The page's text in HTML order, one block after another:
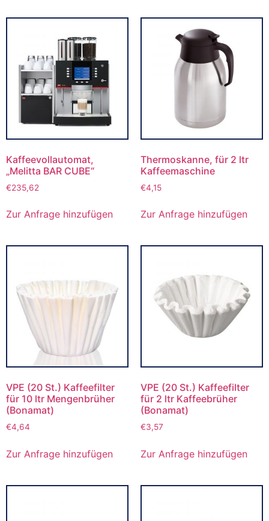
Kaffeevollautomat,
„Melitta BAR CUBE“
€235,62
Zur Anfrage hinzufügen
Thermoskanne, für 2 ltr
Kaffeemaschine
€4,15
Zur Anfrage hinzufügen
VPE (20 St.) Kaffeefilter
für 10 ltr Mengenbrüher
(Bonamat)
€4,64
Zur Anfrage hinzufügen
VPE (20 St.) Kaffeefilter
für 2 ltr Kaffeebrüher
(Bonamat)
€3,57
Zur Anfrage hinzufügen